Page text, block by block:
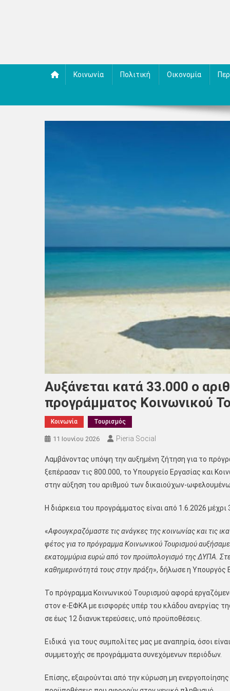
Κοινωνία Πολιτική Οικονομία
Αυξάνεται κατά 33.000 ο
προγράμματος Κοινωνικού
Κοινωνία Τουρισμός
11 Ιουνίου 2026 Pieria Social
Λαμβάνοντας υπόψη την αυξημένη ζήτηση για το
ξεπέρασαν τις 800.000, το Υπουργείο Εργασίας και
στην αύξηση του αριθμού των δικαιούχων-
Η διάρκεια του προγράμματος είναι από 1.6.2026 μέχρι
«Αφουγκραζόμαστε τις ανάγκες της κοινωνίας και τις
φέτος για το πρόγραμμα Κοινωνικού Τουρισμού
εκατομμύρια ευρώ από τον προϋπολογισμό της ΔΥΠΑ.
καθημερινότητά τους στην πράξη», δήλωσε η Υπουργός
Το πρόγραμμα Κοινωνικού Τουρισμού αφορά
στον e-ΕΦΚΑ με εισφορές υπέρ του κλάδου ανεργίας
σε έως 12 διανυκτερεύσεις, υπό προϋποθέσεις.
Ειδικά για τους συμπολίτες μας με αναπηρία, όσοι
συμμετοχής σε προγράμματα συνεχόμενων περιόδων.
Επίσης, εξαιρούνται από την κύρωση μη